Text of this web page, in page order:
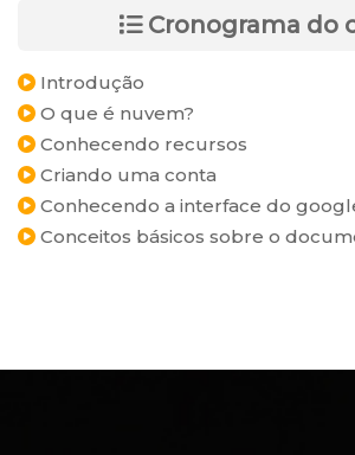
Cronograma do
Introdução
O que é nuvem?
Conhecendo recursos
Criando uma conta
Conhecendo a interface do
Conceitos básicos sobre o